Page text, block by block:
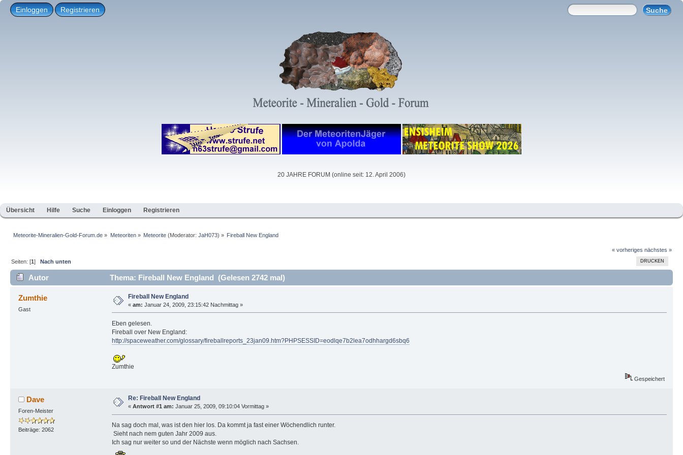
Einloggen Registrieren
20 JAHRE FORUM (online seit: 12. April 2006)
Übersicht Hilfe Suche Einloggen Registrieren
Meteorite-Mineralien-Gold-Forum.de » Meteoriten» Meteorite(Moderator: JaH073) » Fireball New England
« vorheriges nächstes »
DRUCKEN
Seiten: [1]Nach unten
Autor Thema: Fireball New England (Gelesen 2742 mal)
Zumthie
Gast
Fireball New England
« am: Januar 24, 2009, 23:15:42 Nachmittag »
Eben gelesen.
Fireball over New England:
http://spaceweather.com/glossary/fireballreports_23jan09.htm?PHPSESSID=eodlqe7b2lea7odhhargd6sbq6
Zumthie
Gespeichert
Dave
Foren-Meister
Beiträge: 2062
Re: Fireball New England
« Antwort #1 am: Januar 25, 2009, 09:10:04 Vormittag »
Na sag doch mal, was ist den hier los. Da kommt ja fast einer Wöchendlich runter.
Sieht nach nem guten Jahr 2009 aus.
Ich sag nur weiter so und der Nächste wenn möglich nach Sachsen.